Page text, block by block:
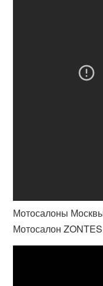
Мотосалоны
Мотосалон